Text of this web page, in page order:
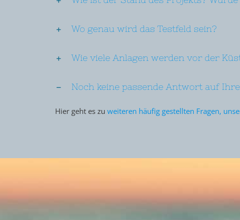
Wo genau wird das Testfeld sein?
Wie viele Anlagen werden vor der
Noch keine passende Antwort auf
Hier geht es zu weiteren häufig gestellten Fragen,